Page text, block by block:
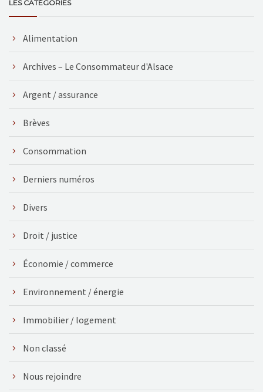
LES CATÉGORIES
Alimentation
Archives – Le Consommateur d'Alsace
Argent / assurance
Brèves
Consommation
Derniers numéros
Divers
Droit / justice
Économie / commerce
Environnement / énergie
Immobilier / logement
Non classé
Nous rejoindre